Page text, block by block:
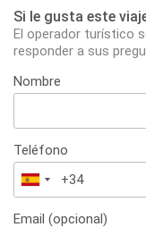
Si le gusta este
El operador turístico
responder a sus
Nombre
Teléfono
España
+34
Email (opcional)